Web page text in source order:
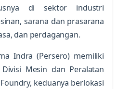
di sektor industri
sarana dan prasarana
dan perdagangan.
Indra (Persero) memiliki
Mesin dan Peralatan
keduanya berlokasi